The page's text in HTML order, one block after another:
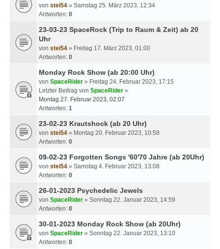
von stei54 » Samstag 25. März 2023, 12:34
Antworten: 0
23-03-23 SpaceRock (Trip to Raum & Zeit) ab 20
Uhr
von stei54 » Freitag 17. März 2023, 01:00
Antworten: 0
Monday Rock Show (ab 20:00 Uhr)
von SpaceRider » Freitag 24. Februar 2023, 17:15
Letzter Beitrag von SpaceRider »
Montag 27. Februar 2023, 02:07
Antworten: 1
23-02-23 Krautshock (ab 20 Uhr)
von stei54 » Montag 20. Februar 2023, 10:58
Antworten: 0
09-02-23 Forgotten Songs '60'70 Jahre (ab 20Uhr)
von stei54 » Samstag 4. Februar 2023, 13:08
Antworten: 0
26-01-2023 Psychedelic Jewels
von SpaceRider » Sonntag 22. Januar 2023, 14:59
Antworten: 0
30-01-2023 Monday Rock Show (ab 20Uhr)
von SpaceRider » Sonntag 22. Januar 2023, 13:10
Antworten: 0